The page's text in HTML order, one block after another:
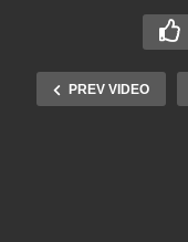
PREV VIDEO